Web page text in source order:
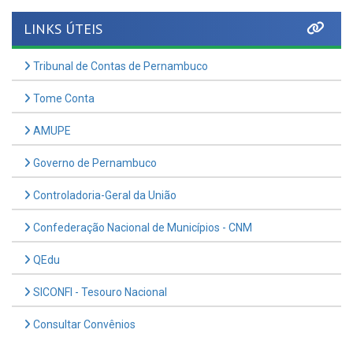
Tribunal de Contas de Pernambuco
Tome Conta
AMUPE
Governo de Pernambuco
Controladoria-Geral da União
Confederação Nacional de Municípios - CNM
QEdu
SICONFI - Tesouro Nacional
Consultar Convênios
Receber Informações sobre novos Repasses